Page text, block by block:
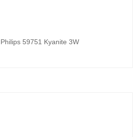
59751 Kyanite 3W